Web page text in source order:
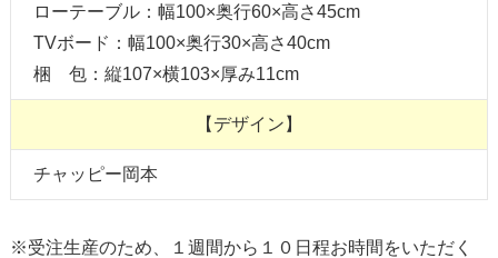
ローテーブル：幅100×奥行60×高さ45cm
TVボード：幅100×奥行30×高さ40cm
梱 包：縦107×横103×厚み11cm
【デザイン】
チャッピー岡本
※受注生産のため、１週間から１０日程お時間をいただく